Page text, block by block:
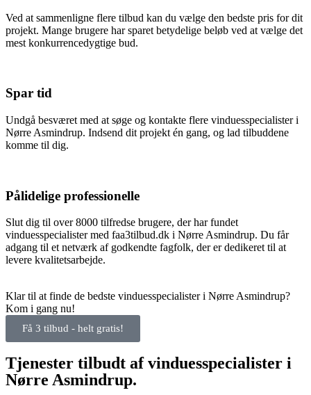
Ved at sammenligne flere tilbud kan du vælge den bedste pris for dit
projekt. Mange brugere har sparet betydelige beløb ved at vælge det
mest konkurrencedygtige bud.
Spar tid
Undgå besværet med at søge og kontakte flere vinduesspecialister i
Nørre Asmindrup. Indsend dit projekt én gang, og lad tilbuddene
komme til dig.
Pålidelige professionelle
Slut dig til over 8000 tilfredse brugere, der har fundet
vinduesspecialister med faa3tilbud.dk i Nørre Asmindrup. Du får
adgang til et netværk af godkendte fagfolk, der er dedikeret til at
levere kvalitetsarbejde.
Klar til at finde de bedste vinduesspecialister i Nørre Asmindrup?
Kom i gang nu!
Få 3 tilbud - helt gratis!
Tjenester tilbudt af vinduesspecialister i
Nørre Asmindrup.